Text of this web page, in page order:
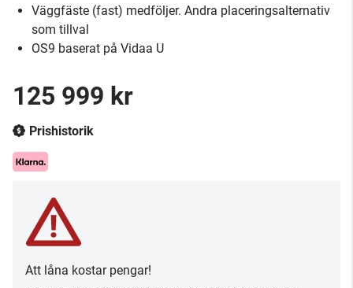
Väggfäste (fast) medföljer. Andra placeringsalternativ
som tillval
OS9 baserat på Vidaa U
125 999 kr
Prishistorik
Att låna kostar pengar!